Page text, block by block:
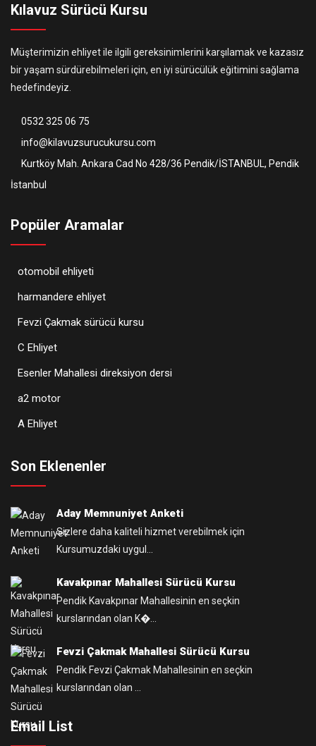
Kılavuz Sürücü Kursu
Müşterimizin ehliyet ile ilgili gereksinimlerini karşılamak ve kazasız
bir yaşam sürdürebilmeleri için, en iyi sürücülük eğitimini sağlama
hedefindeyiz.
0532 325 06 75
info@kilavuzsurucukursu.com
Kurtköy Mah. Ankara Cad No 428/36 Pendik/İSTANBUL, Pendik
İstanbul
Popüler Aramalar
otomobil ehliyeti
harmandere ehliyet
Fevzi Çakmak sürücü kursu
C Ehliyet
Esenler Mahallesi direksiyon dersi
a2 motor
A Ehliyet
Son Eklenenler
Aday Memnuniyet Anketi
Sizlere daha kaliteli hizmet verebilmek için
Kursumuzdaki uygul...
Kavakpınar Mahallesi Sürücü Kursu
Pendik Kavakpınar Mahallesinin en seçkin
kurslarından olan K�...
Fevzi Çakmak Mahallesi Sürücü Kursu
Pendik Fevzi Çakmak Mahallesinin en seçkin
kurslarından olan ...
Email List